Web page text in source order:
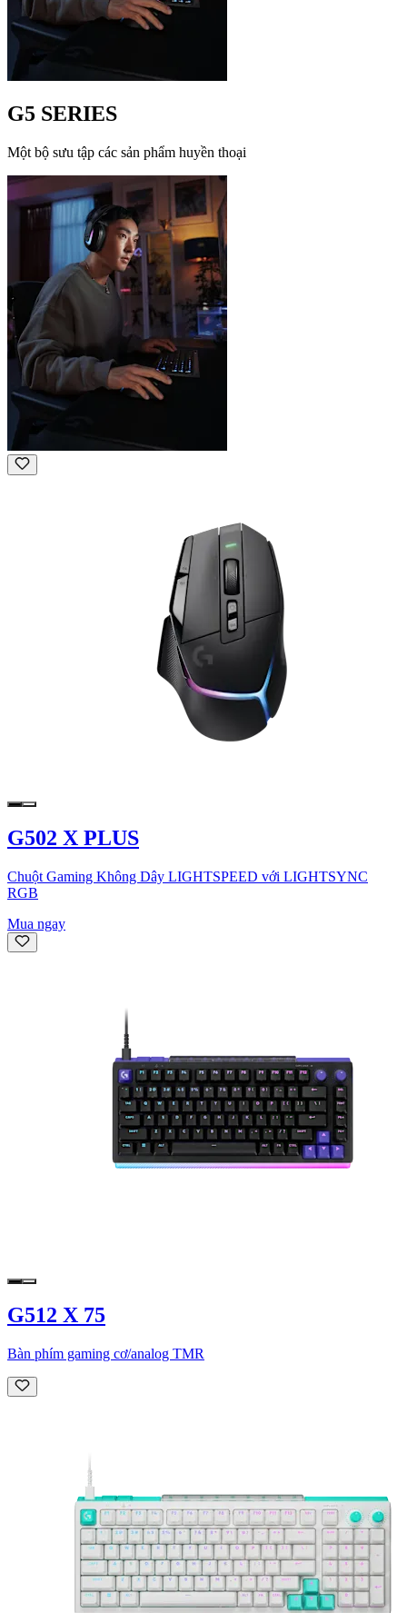
G5 SERIES
Một bộ sưu tập các sản phẩm huyền thoại
G502 X PLUS
Chuột Gaming Không Dây LIGHTSPEED với LIGHTSYNC
RGB
Mua ngay
G512 X 75
Bàn phím gaming cơ/analog TMR